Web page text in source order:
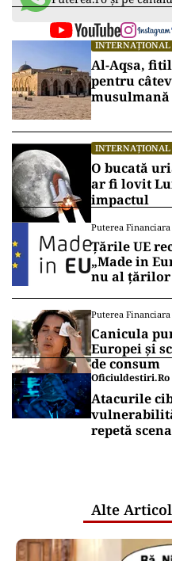
INTERNAȚIONAL
Al-Aqsa,
pentru
musulmană
INTERNAȚIONAL
O bucată
ar fi lovit
impactul
Puterea Financiara
Țările UE
„Made in
nu al țărilor
Puterea Financiara
Canicula
Europei și
de consum
Oficiuldestiri.ro
Atacurile
repetă
Alte